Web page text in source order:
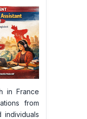
in France
from
individuals